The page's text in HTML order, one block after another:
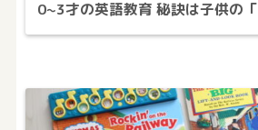
0~3才の英語教育 秘訣は子供の「